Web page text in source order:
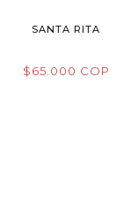
SANTA RITA
$65.000 COP